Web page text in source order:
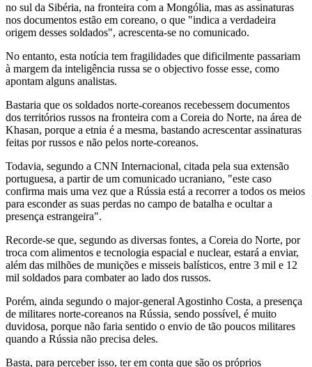
no sul da Sibéria, na fronteira com a Mongólia, mas as assinaturas
nos documentos estão em coreano, o que "indica a verdadeira
origem desses soldados", acrescenta-se no comunicado.
No entanto, esta notícia tem fragilidades que dificilmente passariam
à margem da inteligência russa se o objectivo fosse esse, como
apontam alguns analistas.
Bastaria que os soldados norte-coreanos recebessem documentos
dos territórios russos na fronteira com a Coreia do Norte, na área de
Khasan, porque a etnia é a mesma, bastando acrescentar assinaturas
feitas por russos e não pelos norte-coreanos.
Todavia, segundo a CNN Internacional, citada pela sua extensão
portuguesa, a partir de um comunicado ucraniano, "este caso
confirma mais uma vez que a Rússia está a recorrer a todos os meios
para esconder as suas perdas no campo de batalha e ocultar a
presença estrangeira".
Recorde-se que, segundo as diversas fontes, a Coreia do Norte, por
troca com alimentos e tecnologia espacial e nuclear, estará a enviar,
além das milhões de munições e misseis balísticos, entre 3 mil e 12
mil soldados para combater ao lado dos russos.
Porém, ainda segundo o major-general Agostinho Costa, a presença
de militares norte-coreanos na Rússia, sendo possível, é muito
duvidosa, porque não faria sentido o envio de tão poucos militares
quando a Rússia não precisa deles.
Basta, para perceber isso, ter em conta que são os próprios